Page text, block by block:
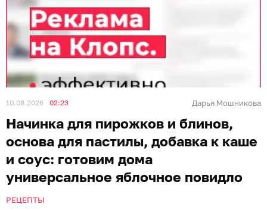
10.08.2026 02:23 Дарья Мошникова
Начинка для пирожков и блинов,
основа для пастилы, добавка к каше
и соус: готовим дома
универсальное яблочное повидло
РЕЦЕПТЫ